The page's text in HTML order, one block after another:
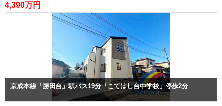
4,390万円
京成本線「勝田台」駅バス19分「こてはし台中学校」停歩2分